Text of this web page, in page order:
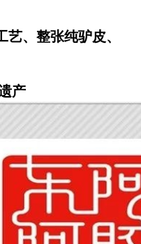
、整张纯驴皮、
产